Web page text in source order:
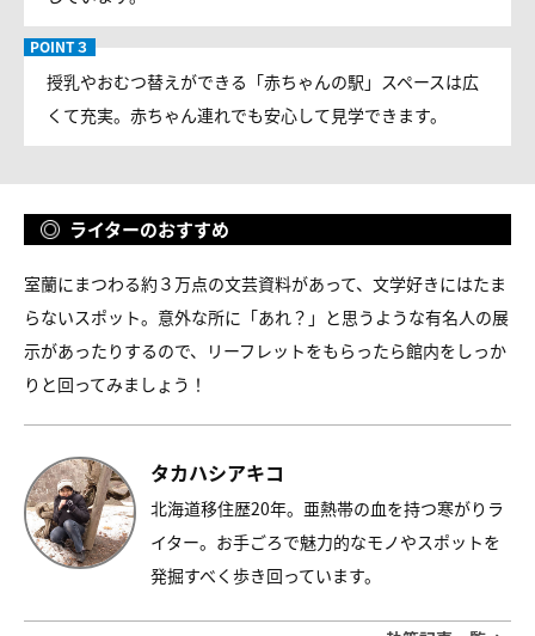
授乳やおむつ替えができる「赤ちゃんの駅」スペースは広
くて充実。赤ちゃん連れでも安心して見学できます。
ライターのおすすめ
室蘭にまつわる約３万点の文芸資料があって、文学好きにはたま
らないスポット。意外な所に「あれ？」と思うような有名人の展
示があったりするので、リーフレットをもらったら館内をしっか
りと回ってみましょう！
タカハシアキコ
北海道移住歴20年。亜熱帯の血を持つ寒がりラ
イター。お手ごろで魅力的なモノやスポットを
発掘すべく歩き回っています。